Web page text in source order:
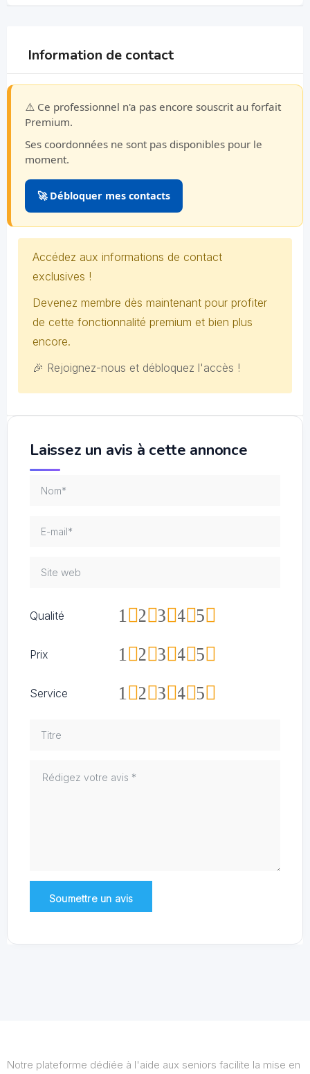
Information de contact
⚠️ Ce professionnel n'a pas encore souscrit au forfait
Premium.
Ses coordonnées ne sont pas disponibles pour le
moment.
🚀 Débloquer mes contacts
Accédez aux informations de contact
exclusives !
Devenez membre dès maintenant pour profiter
de cette fonctionnalité premium et bien plus
encore.
🎉 Rejoignez-nous et débloquez l'accès !
Laissez un avis à cette annonce
Qualité 5
4
3
2
1
Prix 5
4
3
2
1
Service 5
4
3
2
1
Notre plateforme dédiée à l'aide aux seniors facilite la mise en